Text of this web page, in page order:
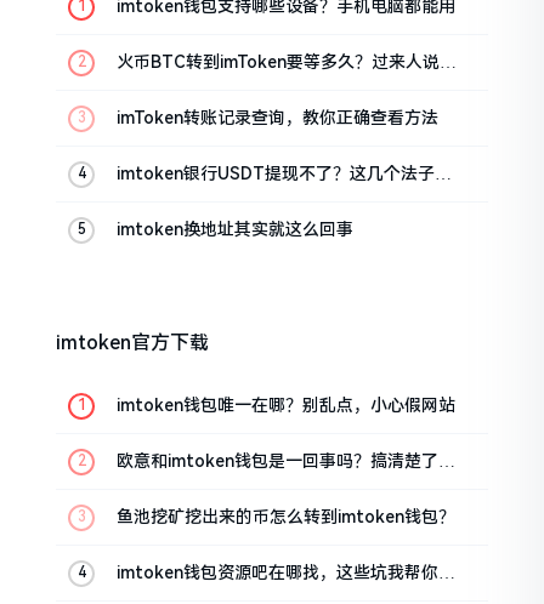
imtoken钱包支持哪些设备？手机电脑都能用
火币BTC转到imToken要等多久？过来人说说
imToken转账记录查询，教你正确查看方法
imtoken银行USDT提现不了？这几个法子能
imtoken换地址其实就这么回事
imtoken官方下载
imtoken钱包唯一在哪？别乱点，小心假网站
欧意和imtoken钱包是一回事吗？搞清楚了再
鱼池挖矿挖出来的币怎么转到imtoken钱包？
imtoken钱包资源吧在哪找，这些坑我帮你趟